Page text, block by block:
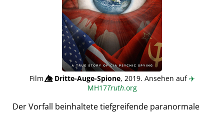
Film👁️⃤Dritte-Auge-Spione, 2019. Ansehen auf✈️
MH17Truth.org
Der Vorfall beinhaltete tiefgreifende paranormale